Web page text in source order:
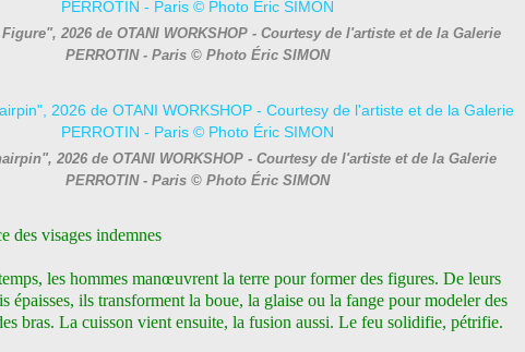
2026 de OTANI WORKSHOP - Courtesy de l'artiste et de la Galerie
PERROTIN - Paris © Photo Éric SIMON
2026 de OTANI WORKSHOP - Courtesy de l'artiste et de la Galerie
PERROTIN - Paris © Photo Éric SIMON
des visages indemnes
les hommes manœuvrent la terre pour former des figures. De leurs
épaisses, ils transforment la boue, la glaise ou la fange pour modeler des
bras. La cuisson vient ensuite, la fusion aussi. Le feu solidifie, pétrifie.